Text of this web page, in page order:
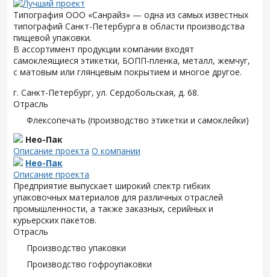
Типография ООО «Санрайз» — одна из самых известных
типографий Санкт-Петербурга в области производства
пищевой упаковки.
В ассортимент продукции компании входят
самоклеящиеся этикетки, БОПП-пленка, металл, жемчуг,
с матовым или глянцевым покрытием и многое другое.
г. Санкт-Петербург, ул. Сердобольская, д. 68.
Отрасль
Флексопечать (производство этикетки и самоклейки)
Нео-Пак
Описание проекта О компании
Нео-Пак
Описание проекта
Предприятие выпускает широкий спектр гибких
упаковочных материалов для различных отраслей
промышленности, а также заказных, серийных и
курьерских пакетов.
Отрасль
Производство упаковки
Производство гофроупаковки